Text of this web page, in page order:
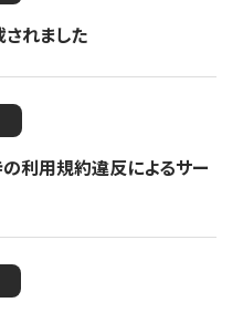
れました
利用規約違反によるサー